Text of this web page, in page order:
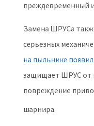
преждевременный
Замена ШРУСа
серьезных
на пыльнике
защищает ШРУС от
повреждение
шарнира.